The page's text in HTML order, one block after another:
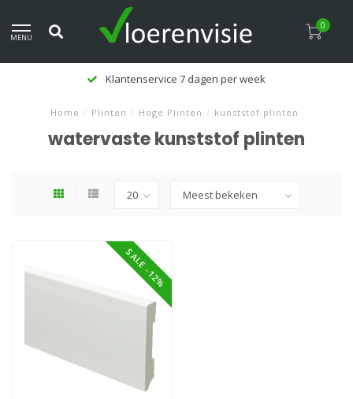
MENU
0
Klantenservice 7 dagen per week
Home / Plinten / Hoge Plinten / kunststof plinten
watervaste kunststof plinten
SALE -12%